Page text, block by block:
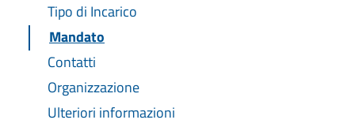
Tipo di Incarico
Mandato
Contatti
Organizzazione
Ulteriori informazioni